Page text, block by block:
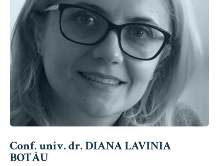
Conf. univ. dr. DIANA LAVINIA
BOTĂU